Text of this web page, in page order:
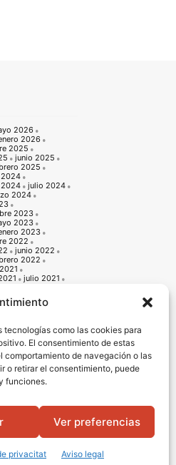
tecnologías como las cookies para
El consentimiento de estas
comportamiento de navegación o las
o retirar el consentimiento, puede
funciones.
Ver preferencias
privacitat Aviso legal
2026
2026
2025
junio 2025
2025
julio 2024
2024
2023
2023
2023
2022
junio 2022
2022
julio 2021
2020
enero 2020
2019
junio 2019
2019
julio 2018
2018
2017
noviembre 2016
julio 2016